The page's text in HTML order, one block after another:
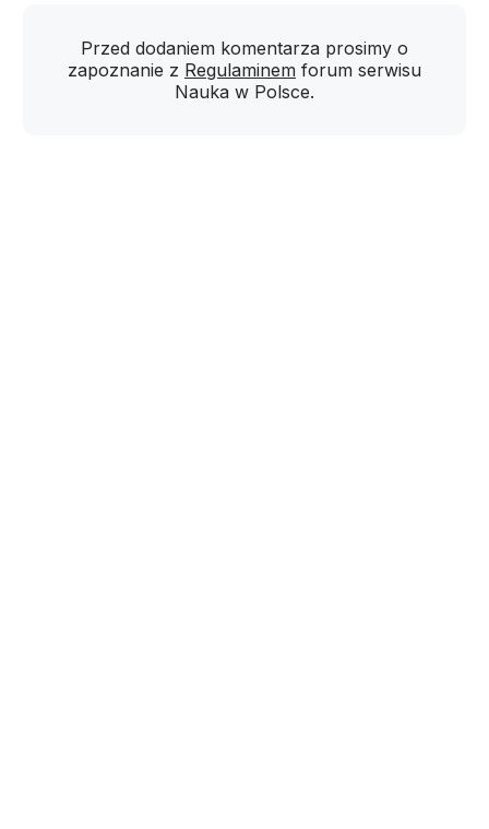
Przed dodaniem komentarza prosimy o
zapoznanie z Regulaminem forum serwisu
Nauka w Polsce.